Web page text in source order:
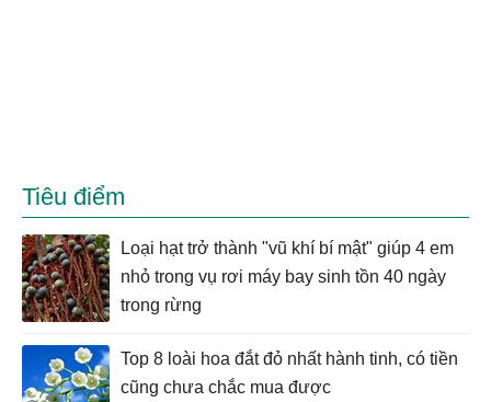
Tiêu điểm
Loại hạt trở thành "vũ khí bí mật" giúp 4 em
nhỏ trong vụ rơi máy bay sinh tồn 40 ngày
trong rừng
Top 8 loài hoa đắt đỏ nhất hành tinh, có tiền
cũng chưa chắc mua được